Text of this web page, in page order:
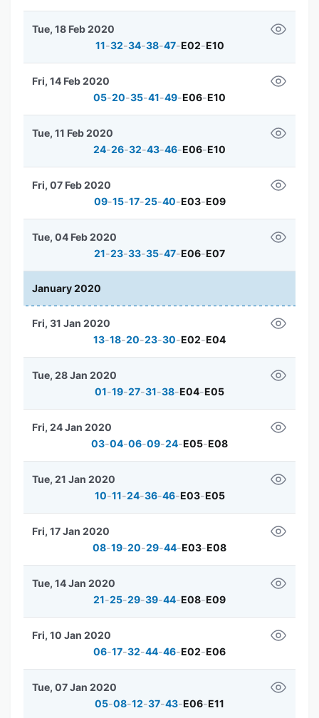
11-32-34-38-47-E02-E10
Tue, 18 Feb 2020
05-20-35-41-49-E06-E10
Fri, 14 Feb 2020
24-26-32-43-46-E06-E10
Tue, 11 Feb 2020
09-15-17-25-40-E03-E09
Fri, 07 Feb 2020
21-23-33-35-47-E06-E07
Tue, 04 Feb 2020
January 2020
13-18-20-23-30-E02-E04
Fri, 31 Jan 2020
01-19-27-31-38-E04-E05
Tue, 28 Jan 2020
03-04-06-09-24-E05-E08
Fri, 24 Jan 2020
10-11-24-36-46-E03-E05
Tue, 21 Jan 2020
08-19-20-29-44-E03-E08
Fri, 17 Jan 2020
21-25-29-39-44-E08-E09
Tue, 14 Jan 2020
06-17-32-44-46-E02-E06
Fri, 10 Jan 2020
05-08-12-37-43-E06-E11
Tue, 07 Jan 2020